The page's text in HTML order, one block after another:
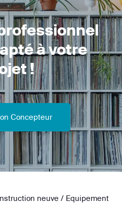
à votre
!
Concepteur
neuve / Equipement